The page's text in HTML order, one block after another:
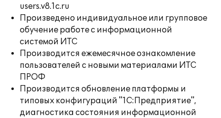
users.v8.1c.ru
Произведено индивидуальное или групповое
обучение работе с информационной
системой ИТС
Производится ежемесячное ознакомление
пользователей с новыми материалами ИТС
ПРОФ
Производится обновление платформы и
типовых конфигураций "1С:Предприятие",
диагностика состояния информационной